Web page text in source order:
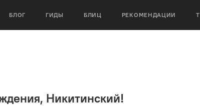
БЛОГ ГИДЫ БЛИЦ РЕКОМЕНДАЦИИ
Никитинский!